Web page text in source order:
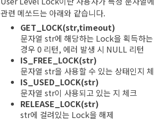
관련 메쏘드는 아래와 같습니다.
GET_LOCK(str,timeout)
문자열 str에 해당하는 Lock을 획득하
경우 0 리턴, 에러 발생 시 NULL 리턴
IS_FREE_LOCK(str)
문자열 str을 사용할 수 있는 상태인지
IS_USED_LOCK(str)
문자열 str이 사용되고 있는 지 체크
RELEASE_LOCK(str)
str에 걸려있는 Lock을 해제